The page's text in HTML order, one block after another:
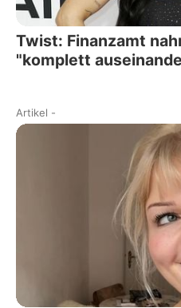
Twist: Finanzamt
"komplett
Artikel -